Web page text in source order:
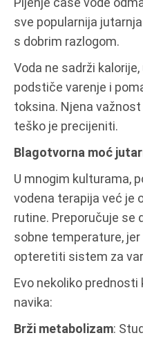
sve popularnija
s dobrim razlogom.
Voda ne sadrži
podstiče varenje i
toksina. Njena
teško je precijeniti.
Blagotvorna moć
U mnogim kulturama,
vodena terapija već je
rutine. Preporučuje se
sobne temperature,
opteretiti sistem za
Evo nekoliko
navika:
Brži metabolizam: